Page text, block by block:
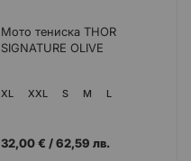
Мото тениска THOR
SIGNATURE OLIVE
XL XXL S M L
32,00 € /62,59 лв.